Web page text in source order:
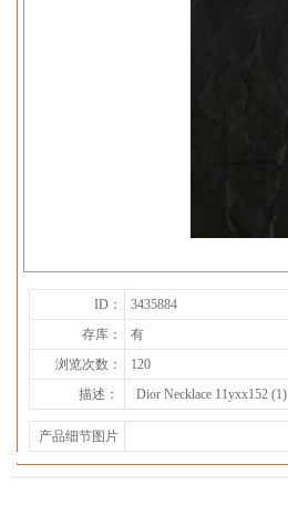
ID： 3435884
存库：
有
浏览次数：
120
描述：
Dior Necklace 11yxx152 (1)
产品细节图片